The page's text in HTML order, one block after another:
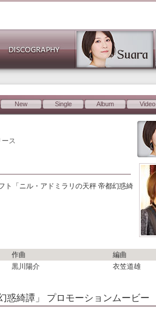
New Single Album Video
ース
「ニル・アドミラリの天秤 帝都幻惑綺
作曲
編曲
黒川陽介 衣笠道雄
惑綺譚」 プロモーションムービー